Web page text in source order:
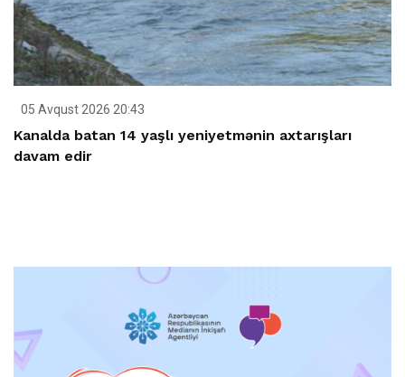
05 Avqust 2026 20:43
Kanalda batan 14 yaşlı yeniyetmənin axtarışları
davam edir